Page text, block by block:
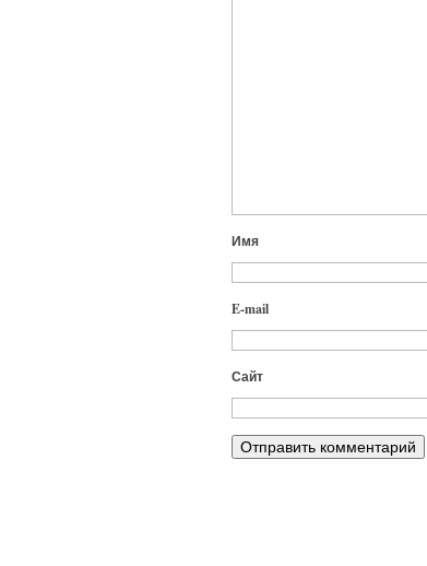
Имя
E-mail
Сайт